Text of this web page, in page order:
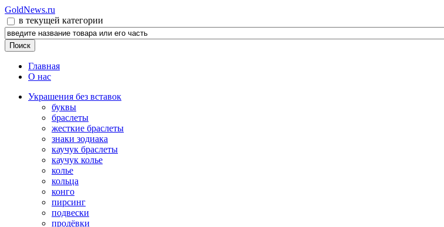
GoldNews.ru
в текущей категории
Главная
О нас
Украшения без вставок
буквы
браслеты
жесткие браслеты
знаки зодиака
каучук браслеты
каучук колье
колье
кольца
конго
пирсинг
подвески
продёвки